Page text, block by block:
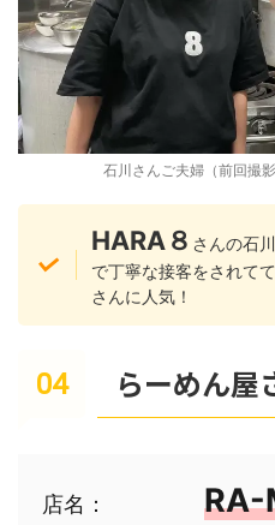
石川さんご夫婦（前回撮
HARA８ さんの石
で丁寧な接客をされて
さんに人気！
らーめん屋
店名：
RA-